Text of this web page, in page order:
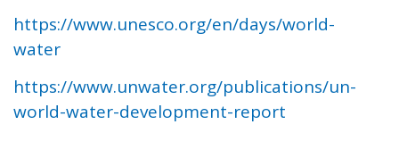
https://www.unesco.org/en/days/world-
water
https://www.unwater.org/publications/un-
world-water-development-report